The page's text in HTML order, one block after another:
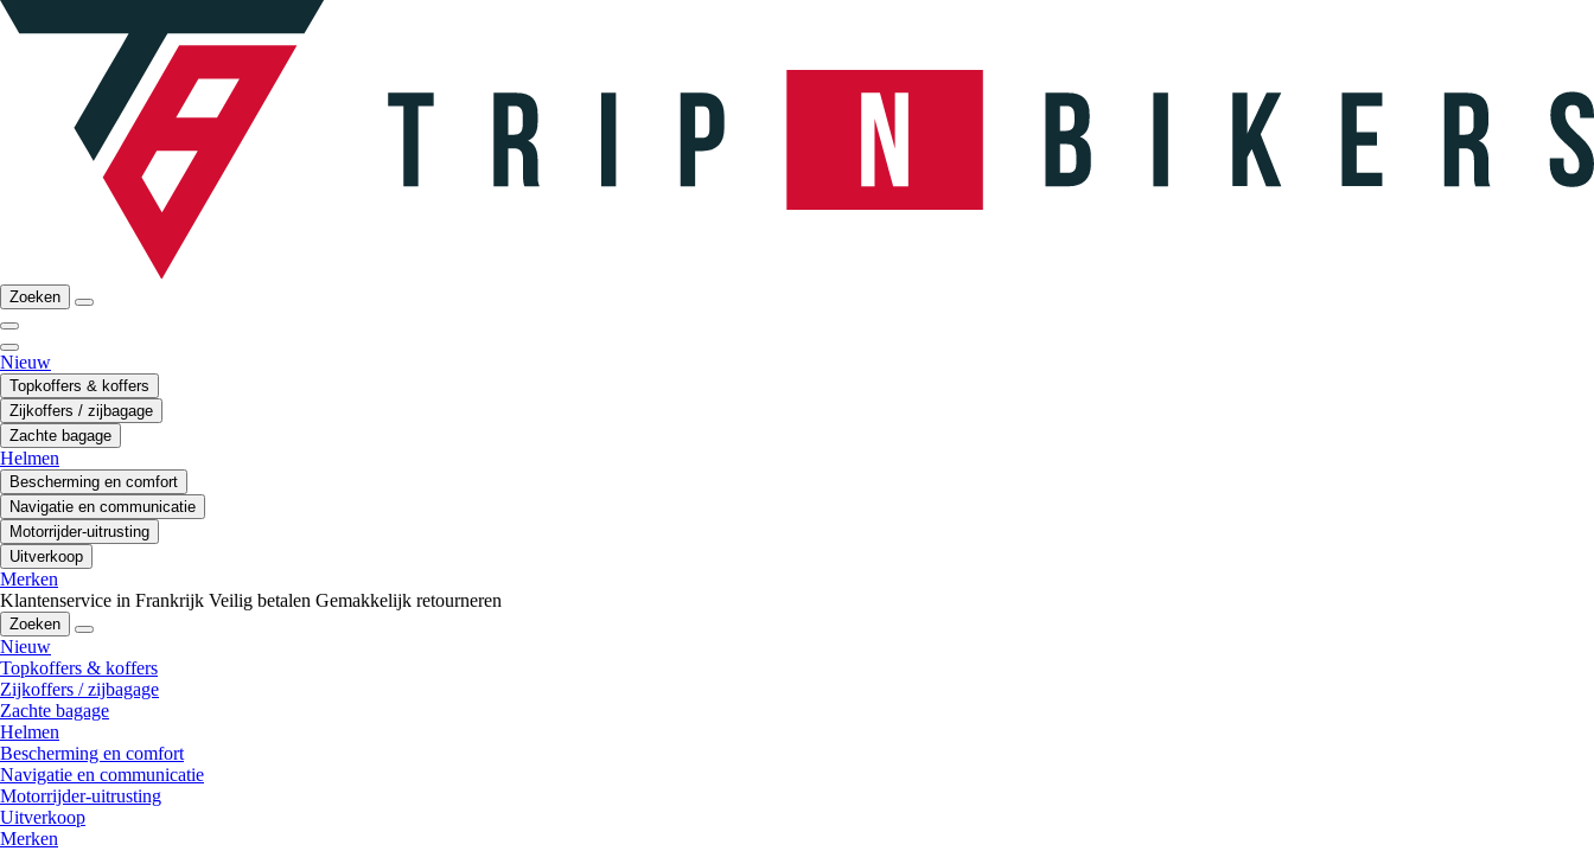
Zoeken
Nieuw
Topkoffers & koffers
Zijkoffers / zijbagage
Zachte bagage
Helmen
Bescherming en comfort
Navigatie en communicatie
Motorrijder-uitrusting
Uitverkoop
Merken
Klantenservice in Frankrijk Veilig betalen Gemakkelijk retourneren
Zoeken
Nieuw
Topkoffers & koffers
Zijkoffers / zijbagage
Zachte bagage
Helmen
Bescherming en comfort
Navigatie en communicatie
Motorrijder-uitrusting
Uitverkoop
Merken